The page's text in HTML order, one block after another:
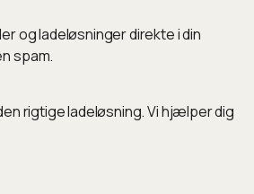
og ladeløsninger direkte i din
spam.
rigtige ladeløsning. Vi hjælper dig